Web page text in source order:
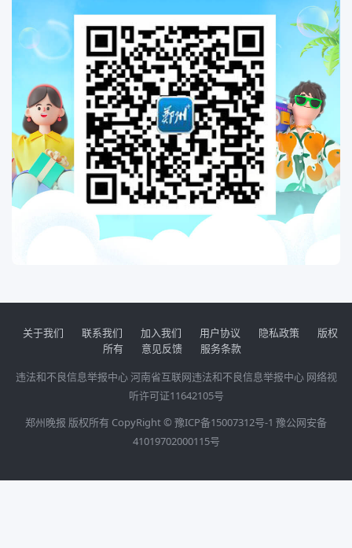
关于我们 联系我们 加入我们 用户协议 隐私政策
版权
所有
意见反馈
服务条款
违法和不良信息举报中心河南省互联网违法和不良信息举报中心 网络视
听许可证11642105号
郑州晚报 版权所有 CopyRight © 豫ICP备15007312号-1 豫公网安备
41019702000115号